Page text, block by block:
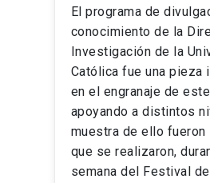
El programa de
conocimiento de la
Investigación de la
Católica fue una pieza
en el engranaje de
apoyando a distintos
muestra de ello
que se realizaron,
semana del Festival